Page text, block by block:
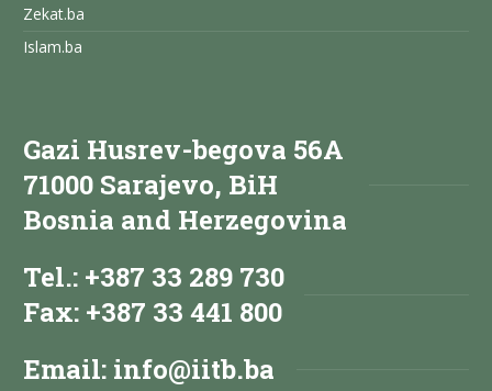
Zekat.ba
Islam.ba
Gazi Husrev-begova 56A
71000 Sarajevo, BiH
Bosnia and Herzegovina
Tel.: +387 33 289 730
Fax: +387 33 441 800
Email: info@iitb.ba